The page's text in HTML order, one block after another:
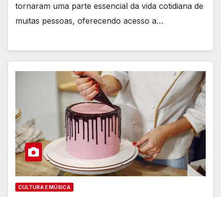
tornaram uma parte essencial da vida cotidiana de
muitas pessoas, oferecendo acesso a…
CULTURA E MÚSICA